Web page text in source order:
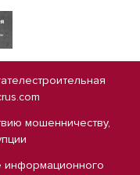
мошенничеству,
информационного